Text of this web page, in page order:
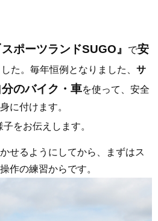
スポーツランドSUGO』 で安
た。毎年恒例となりました、 サ
分のバイク・車を使って、安全
に付けます。
をお伝えします。
せるようにしてから、まずはス
作の練習からです。